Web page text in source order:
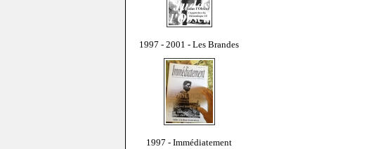
1997 - 2001 - Les Brandes
1997 - Immédiatement